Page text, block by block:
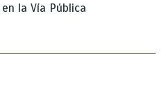
la Vía Pública